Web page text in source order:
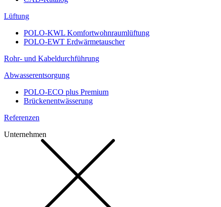
Lüftung
POLO-KWL Komfortwohnraumlüftung
POLO-EWT Erdwärmetauscher
Rohr- und Kabeldurchführung
Abwasserentsorgung
POLO-ECO plus Premium
Brückenentwässerung
Referenzen
Unternehmen